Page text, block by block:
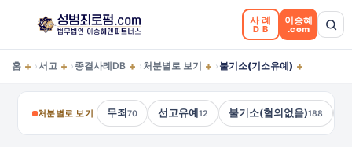
사례
DB
이승혜
.com
홈 + ›서고 + › 종결사례DB + › 처분별로 보기 + › 불기소(기소유예) +
처분별로 보기 무죄70 선고유예12 불기소(혐의없음)188